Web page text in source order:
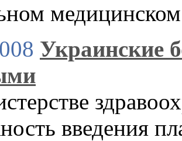
Украинские
введения